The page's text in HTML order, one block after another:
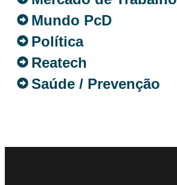
Mundo PcD
Política
Reatech
Saúde / Prevenção